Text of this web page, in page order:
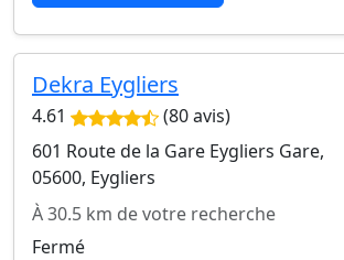
Dekra Eygliers
4.61
(80 avis)
601 Route de la Gare Eygliers Gare,
05600, Eygliers
À 30.5 km de votre recherche
Fermé